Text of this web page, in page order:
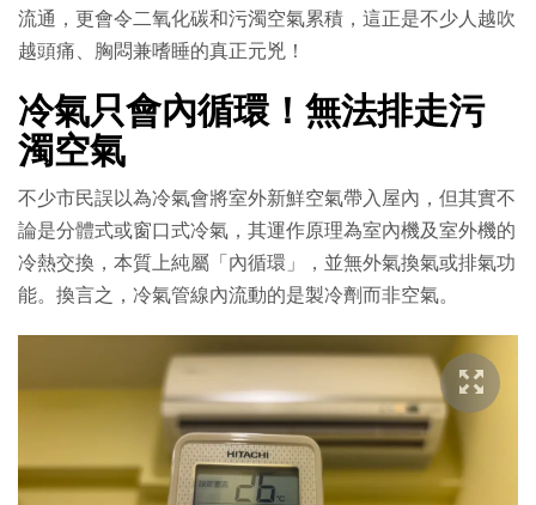
流通，更會令二氧化碳和污濁空氣累積，這正是不少人越吹
越頭痛、胸悶兼嗜睡的真正元兇！
冷氣只會內循環！無法排走污
濁空氣
不少市民誤以為冷氣會將室外新鮮空氣帶入屋內，但其實不
論是分體式或窗口式冷氣，其運作原理為室內機及室外機的
冷熱交換，本質上純屬「內循環」，並無外氣換氣或排氣功
能。換言之，冷氣管線內流動的是製冷劑而非空氣。